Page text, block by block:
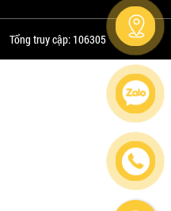
Tổng truy cập: 106305